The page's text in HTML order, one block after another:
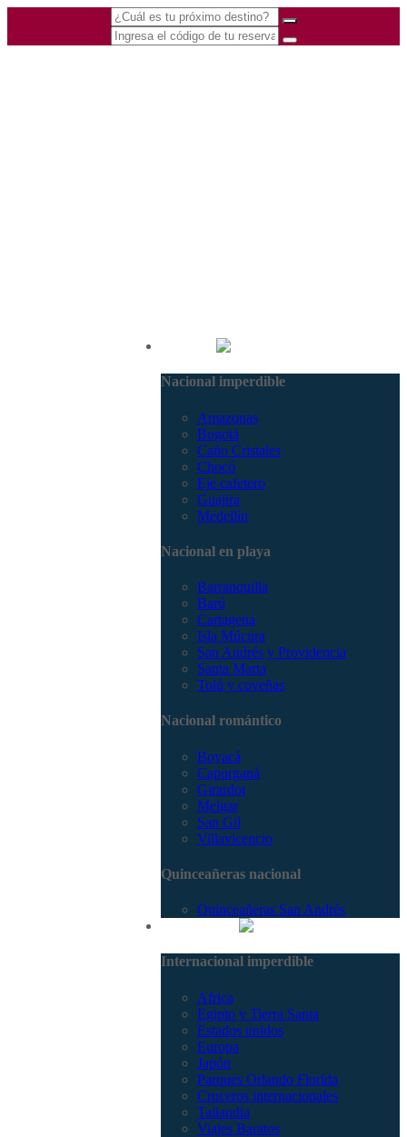
Nacional imperdible
Amazonas
Bogotá
Caño Cristales
Chocó
Eje cafetero
Guajira
Medellín
Nacional en playa
Barranquilla
Barú
Cartagena
Isla Múcura
San Andrés y Providencia
Santa Marta
Tolú y coveñas
Nacional romántico
Boyacá
Capurganá
Girardot
Melgar
San Gil
Villavicencio
Quinceañeras nacional
Quinceañeras San Andrés
Internacional imperdible
Africa
Egipto y Tierra Santa
Estados unidos
Europa
Japón
Parques Orlando Florida
Cruceros internacionales
Tailandia
Viajes Baratos